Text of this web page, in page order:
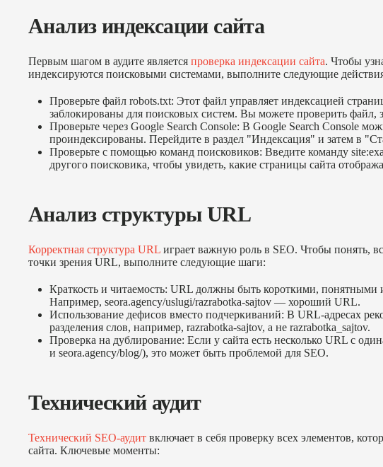
Анализ индексации сайта
Первым шагом в аудите является проверка индексации сайта. Чтобы
индексируются поисковыми системами, выполните следующие
Проверьте файл robots.txt: Этот файл управляет индексацией
заблокированы для поисковых систем. Вы можете проверить файл,
Проверьте через Google Search Console: В Google Search Console
проиндексированы. Перейдите в раздел "Индексация" и затем в
Проверьте с помощью команд поисковиков: Введите команду
другого поисковика, чтобы увидеть, какие страницы сайта
Анализ структуры URL
Корректная структура URL играет важную роль в SEO. Чтобы понять,
точки зрения URL, выполните следующие шаги:
Краткость и читаемость: URL должны быть короткими, понятными
Например, seora.agency/uslugi/razrabotka-sajtov — хороший URL.
Использование дефисов вместо подчеркиваний: В URL-адресах
разделения слов, например, razrabotka-sajtov, а не razrabotka_sajtov.
Проверка на дублирование: Если у сайта есть несколько URL с
и seora.agency/blog/), это может быть проблемой для SEO.
Технический аудит
Технический SEO-аудит включает в себя проверку всех элементов,
сайта. Ключевые моменты: